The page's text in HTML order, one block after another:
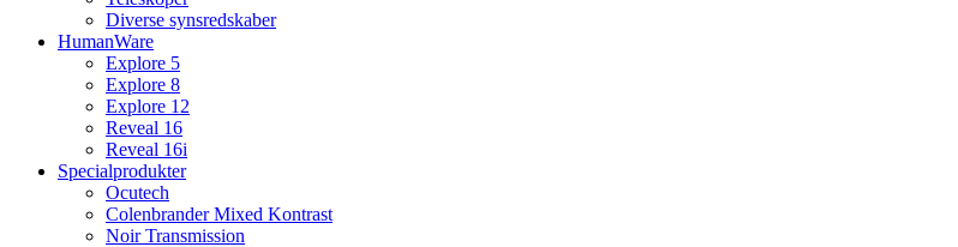
Diverse synsredskaber
HumanWare
Explore 5
Explore 8
Explore 12
Reveal 16
Reveal 16i
Specialprodukter
Ocutech
Colenbrander Mixed Kontrast
Noir Transmission